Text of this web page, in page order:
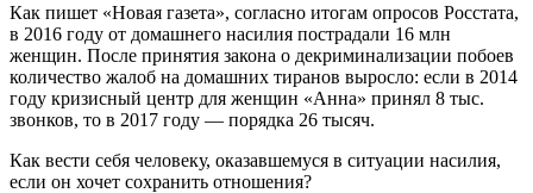
Как пишет «Новая газета», согласно итогам опросов Росстата,
в 2016 году от домашнего насилия пострадали 16 млн
женщин. После принятия закона о декриминализации побоев
количество жалоб на домашних тиранов выросло: если в 2014
году кризисный центр для женщин «Анна» принял 8 тыс.
звонков, то в 2017 году — порядка 26 тысяч.
Как вести себя человеку, оказавшемуся в ситуации насилия,
если он хочет сохранить отношения?